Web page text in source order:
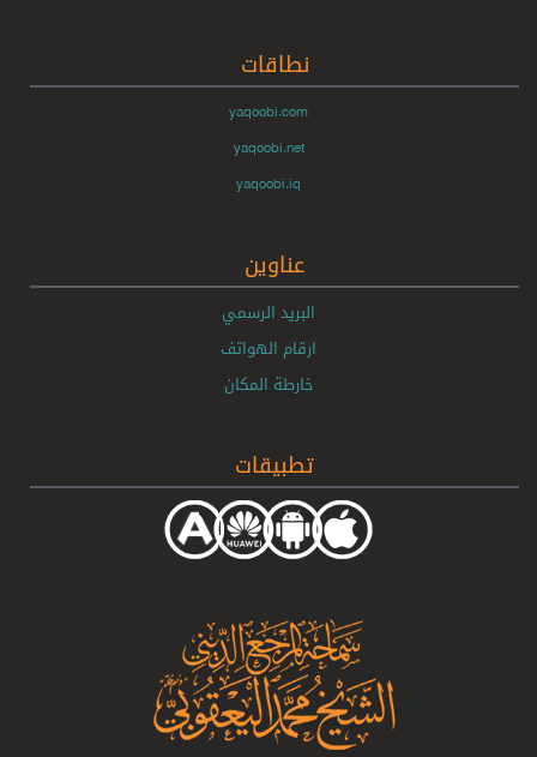
نطاقات
yaqoobi.com
yaqoobi.net
yaqoobi.iq
عناوين
البريد الرسمي
ارقام الهواتف
خارطة المكان
تطبيقات